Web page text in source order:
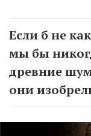
Если б не
мы бы
древние
они